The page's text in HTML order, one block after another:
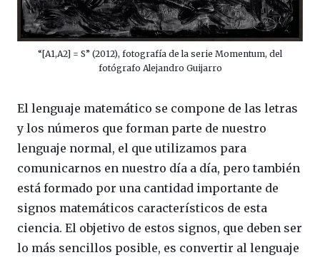
“[A1,A2] = S” (2012), fotografía de la serie Momentum, del
fotógrafo Alejandro Guijarro
El lenguaje matemático se compone de las letras
y los números que forman parte de nuestro
lenguaje normal, el que utilizamos para
comunicarnos en nuestro día a día, pero también
está formado por una cantidad importante de
signos matemáticos característicos de esta
ciencia. El objetivo de estos signos, que deben ser
lo más sencillos posible, es convertir al lenguaje